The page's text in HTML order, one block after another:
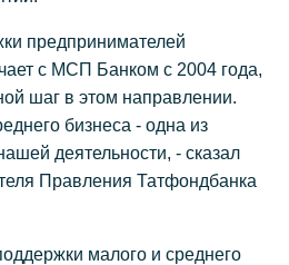
предпринимателей
с МСП Банком с 2004 года,
шаг в этом направлении.
бизнеса - одна из
деятельности, - сказал
Правления Татфондбанка
малого и среднего